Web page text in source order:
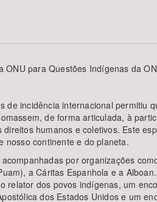
para Questões Indígenas da
incidência internacional permitiu
de forma articulada, à
humanos e coletivos. Este
nosso continente e do planeta.
por organizações
a Cáritas Espanhola e a
dos povos indígenas, um
dos Estados Unidos e um